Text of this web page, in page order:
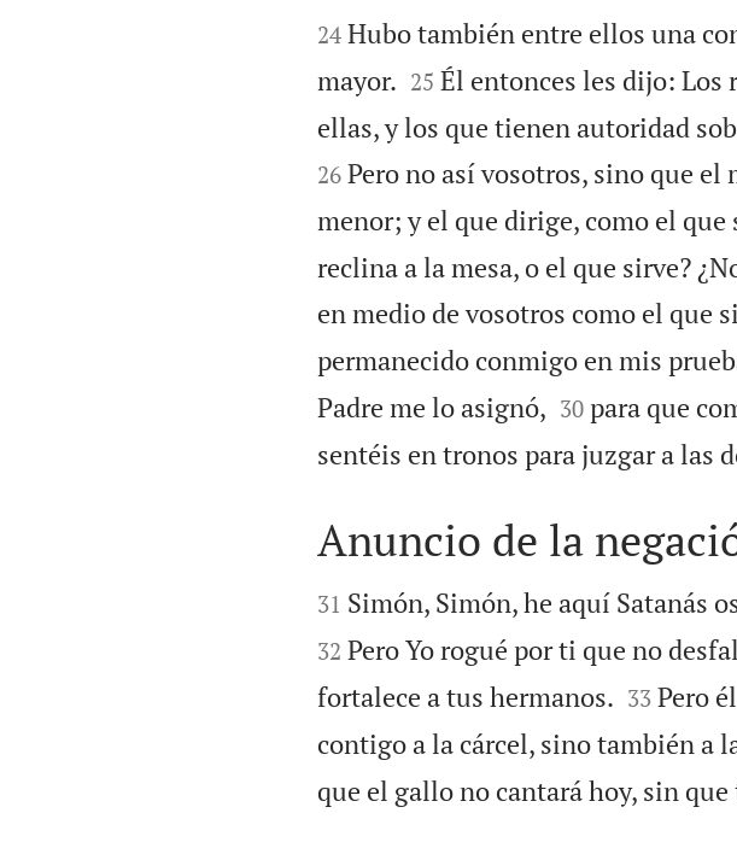


24 Hubo también entre ellos una
mayor.
25 Él entonces les dijo: Los
ellas, y los que tienen autoridad
26 Pero no así vosotros, sino que el
menor; y el que dirige, como el que
reclina a la mesa, o el que sirve?
en medio de vosotros como el que
permanecido conmigo en mis
Padre me lo asignó,
30 para que
sentéis en tronos para juzgar a las

Anuncio de la

31 Simón, Simón, he aquí Satanás
32 Pero Yo rogué por ti que no
fortalece a tus hermanos.
33 Pero
contigo a la cárcel, sino también a
que el gallo no cantará hoy, sin